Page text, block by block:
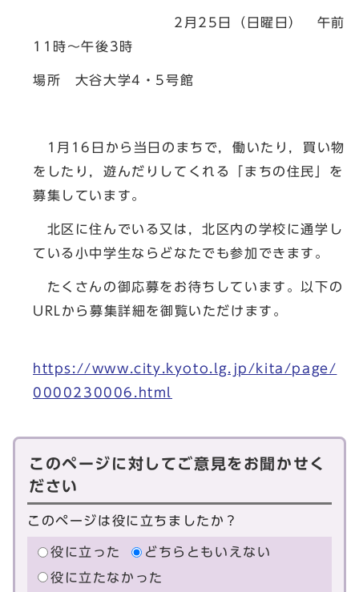
2月25日（日曜日） 午前
11時～午後3時
場所 大谷大学4・5号館
1月16日から当日のまちで，働いたり，買い物
をしたり，遊んだりしてくれる「まちの住民」を
募集しています。
北区に住んでいる又は，北区内の学校に通学し
ている小中学生ならどなたでも参加できます。
たくさんの御応募をお待ちしています。以下の
URLから募集詳細を御覧いただけます。
https://www.city.kyoto.lg.jp/kita/page/
0000230006.html
このページに対してご意見をお聞かせく
ださい
このページは役に立ちましたか？
役に立った
どちらともいえない
役に立たなかった